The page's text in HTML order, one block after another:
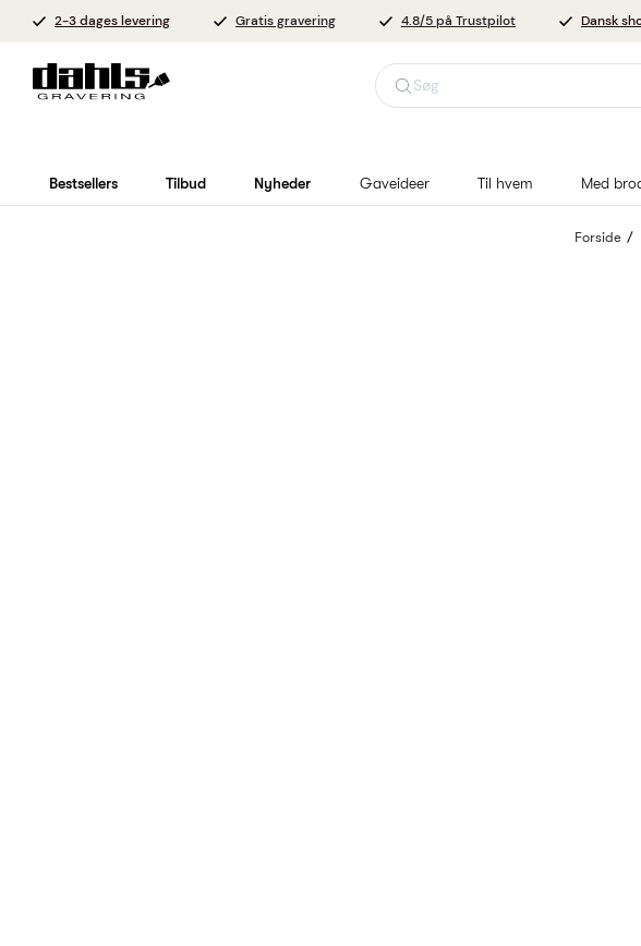
2-3 dages levering Gratis gravering 4.8/5 på Trustpilot Dansk
Søg
Bestsellers Tilbud Nyheder Gaveideer Til hvem Med
Forside